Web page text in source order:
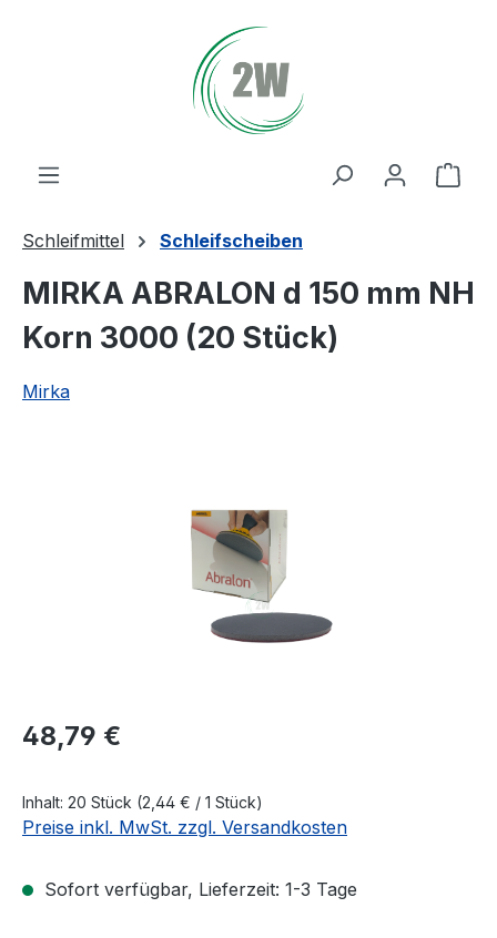
Schleifmittel Schleifscheiben
MIRKA ABRALON d 150 mm NH
Korn 3000 (20 Stück)
Mirka
Regulärer Preis:
48,79 €
Inhalt: 20 Stück (2,44 € / 1 Stück)
Preise inkl. MwSt. zzgl. Versandkosten
Sofort verfügbar, Lieferzeit: 1-3 Tage